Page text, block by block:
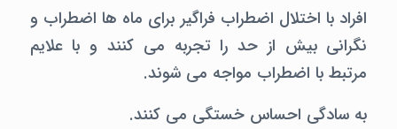
افراد با اختلال اضطراب فراگیر برای ماه ها اضطراب و
نگرانی بیش از حد را تجربه می کنند و با علایم
مرتبط با اضطراب مواجه می شوند.
به سادگی احساس خستگی می کنند.